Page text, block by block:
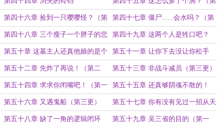
一章）
第四十六章 捡到一只嘤嘤怪？（第
二章）
第四十七章 僵尸......会水吗？（第
一更）
第四十八章 三个瘦子一个胖子的悲
哀
第四十九章 这两个人是牲口吧？
（第一更）
第五十章 这墓主人还真他娘的是个
天才！（第二更）
第五十一章 让你下去没让你松手
啊！（第一更）
第五十二章 先炸了再说！（第二
更）
第五十三章 非战斗减员（第三更）
第五十四章 求求你闭嘴吧！（第一
更）
第五十五章 还真够阴魂不散的！
（第二更）
第五十六章 又遇鬼船（第三更） 第五十七章 你有没有见过一招从天
而降的......救生圈？（第一更）
第五十八章 缺了一角的逻辑闭环 第五十九章 吴三省的目的（第一